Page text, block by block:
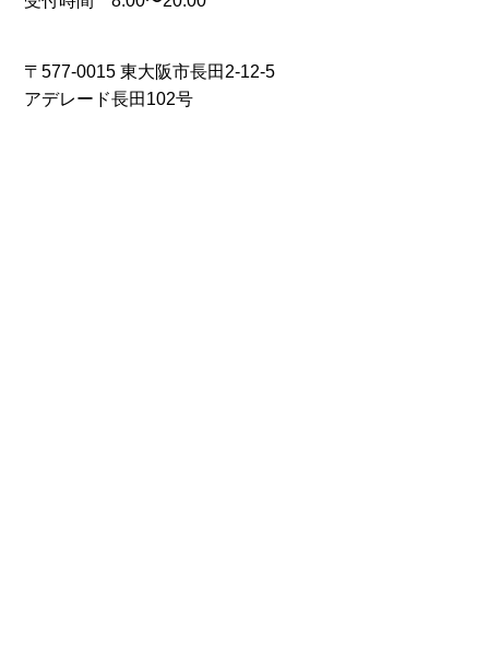
〒577-0015 東大阪市長田2-12-5
アデレード長田102号